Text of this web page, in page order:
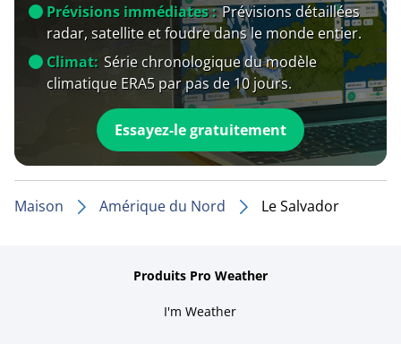
Prévisions immédiates : Prévisions détaillées
radar, satellite et foudre dans le monde entier.
Climat: Série chronologique du modèle
climatique ERA5 par pas de 10 jours.
Essayez-le gratuitement
Maison Amérique du Nord Le Salvador
Produits Pro Weather
I'm Weather